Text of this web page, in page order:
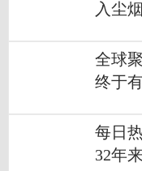
入尘
全球
终于
每日
32年